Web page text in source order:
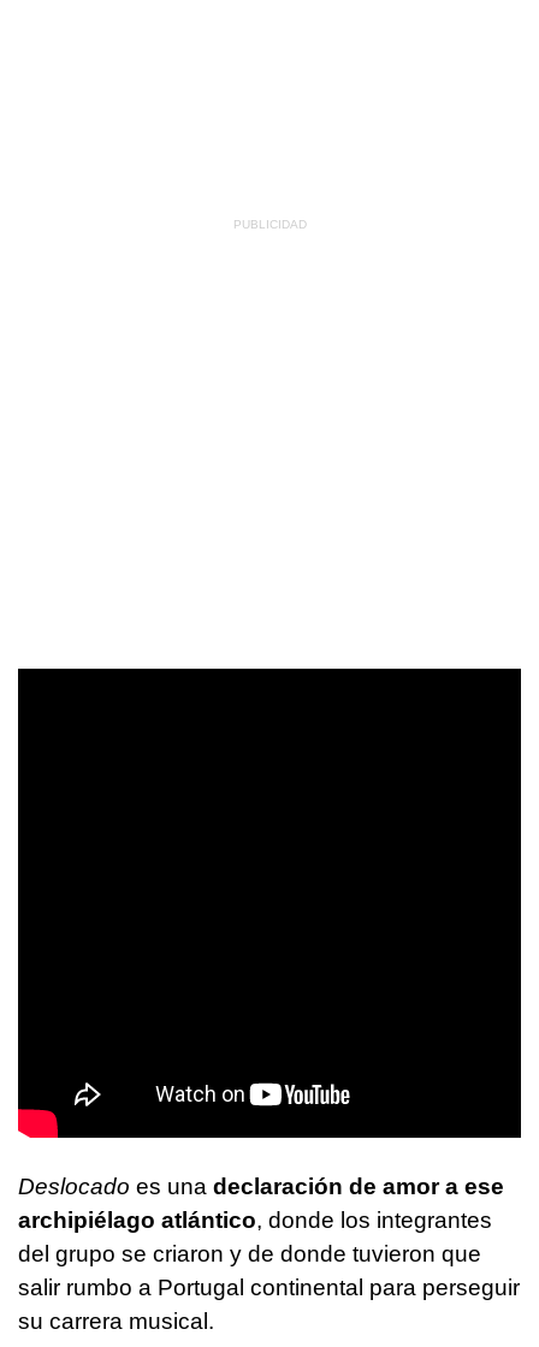
Deslocado es una declaración de amor a ese
archipiélago atlántico, donde los integrantes
del grupo se criaron y de donde tuvieron que
salir rumbo a Portugal continental para perseguir
su carrera musical.